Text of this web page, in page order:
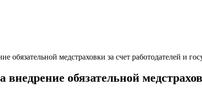
обязательной медстраховки за счет работодателей и
обязательной